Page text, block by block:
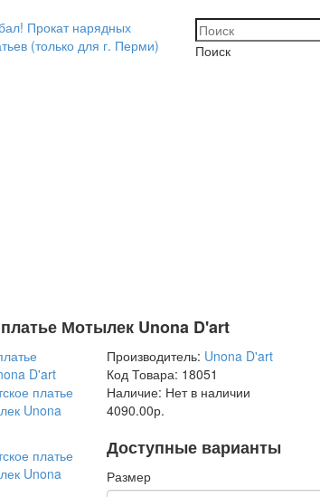
Поиск
Мотылек Unona D'art
Производитель: Unona D'art
Код Товара: 18051
Наличие: Нет в наличии
4090.00р.
Доступные варианты
Размер